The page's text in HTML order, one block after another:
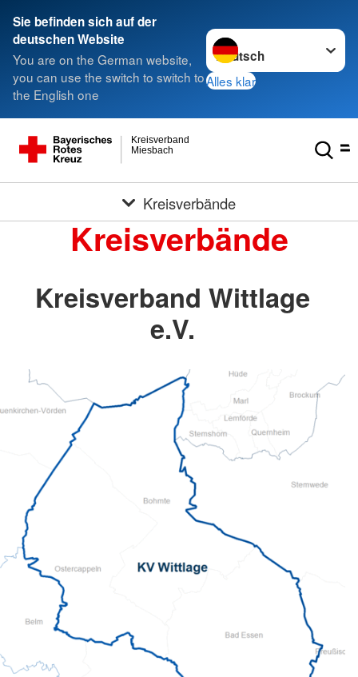
Sie befinden sich auf der
deutschen Website
You are on the German website,
you can use the switch to switch to
the English one
Sprache wechseln zu
Alles klar
Miesbach
Kreisverband
Kreisverbände
Kreisverbände
Kreisverband Wittlage
e.V.